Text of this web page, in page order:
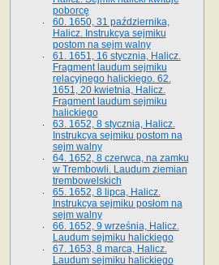
poborcę
60. 1650, 31 października,
Halicz. Instrukcya sejmiku
postom na sejm walny
61. 1651, 16 stycznia, Halicz.
Fragment laudum sejmiku
relacyjnego halickiego. 62.
1651, 20 kwietnia, Halicz.
Fragment laudum sejmiku
halickiego
63. 1652, 8 stycznia, Halicz.
Instrukcya sejmiku postom na
sejm walny
64. 1652, 8 czerwca, na zamku
w Trembowli. Laudum ziemian
trembowelskich
65. 1652, 8 lipca, Halicz.
Instrukcya sejmiku posłom na
sejm walny
66. 1652, 9 września, Halicz.
Laudum sejmiku halickiego
67. 1653, 8 marca, Halicz.
Laudum sejmiku halickiego